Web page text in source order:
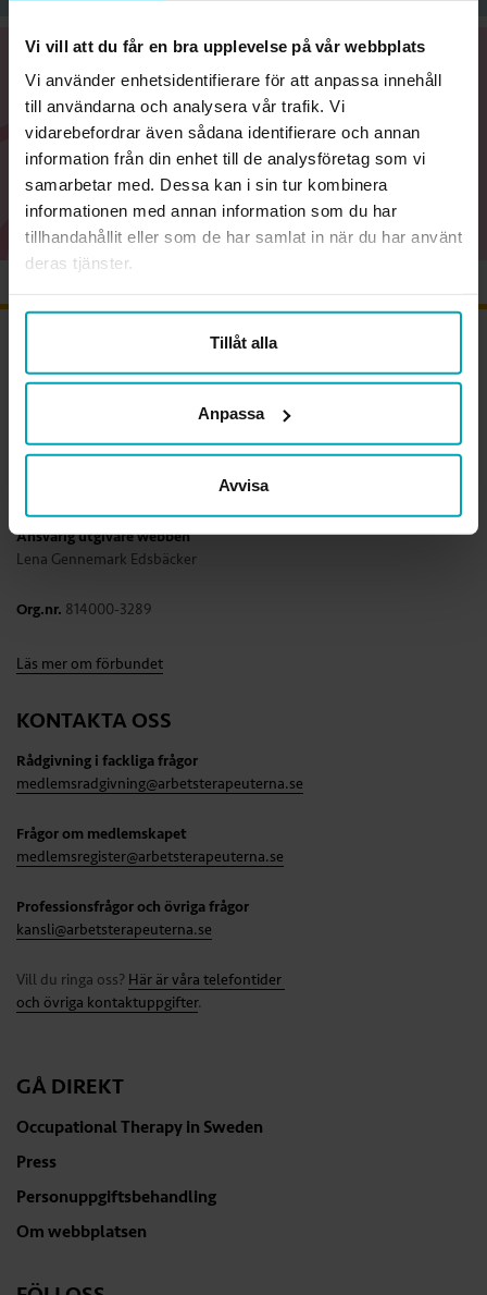
Vi vill att du får en bra upplevelse på vår webbplats
Vi använder enhetsidentifierare för att anpassa innehåll
till användarna och analysera vår trafik. Vi
vidarebefordrar även sådana identifierare och annan
information från din enhet till de analysföretag som vi
samarbetar med. Dessa kan i sin tur kombinera
informationen med annan information som du har
tillhandahållit eller som de har samlat in när du har använt
deras tjänster.
Tillåt alla
Anpassa
Avvisa
Gå med du också!
Bli medlem
kan arbetsterapi. Vi är förbundet för alla legitimerade
arbetsterapeuter och arbetsterapeutstudenter. Tillsammans visar vi
värdet av arbetsterapi och av ett hälsofrämjande arbetsliv för alla
Ansvarig utgivare webben
Lena Gennemark Edsbäcker
Org.nr. 814000-3289
Läs mer om förbundet
KONTAKTA OSS
Rådgivning i fackliga frågor
medlemsradgivning@arbetsterapeuterna.se
Frågor om medlemskapet
medlemsregister@arbetsterapeuterna.se
Professionsfrågor och övriga frågor
kansli@arbetsterapeuterna.se
Vill du ringa oss? Här är våra telefontider
och övriga kontaktuppgifter.
GÅ DIREKT
Occupational Therapy in Sweden
Press
Personuppgiftsbehandling
Om webbplatsen